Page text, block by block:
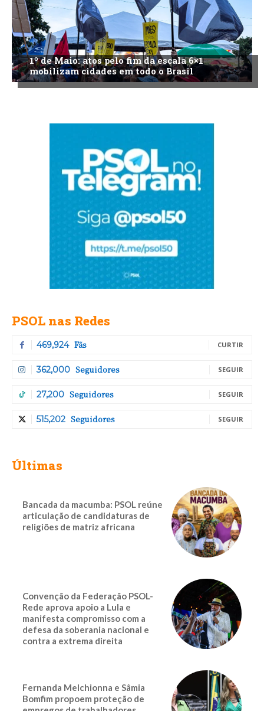
1º de Maio: atos pelo fim da escala 6×1
mobilizam cidades em todo o Brasil
PSOL nas Redes
469,924 Fãs CURTIR
362,000 Seguidores SEGUIR
27,200 Seguidores SEGUIR
515,202 Seguidores SEGUIR
Últimas
Bancada da macumba: PSOL reúne
articulação de candidaturas de
religiões de matriz africana
Convenção da Federação PSOL-
Rede aprova apoio a Lula e
manifesta compromisso com a
defesa da soberania nacional e
contra a extrema direita
Fernanda Melchionna e Sâmia
Bomfim propoem proteção de